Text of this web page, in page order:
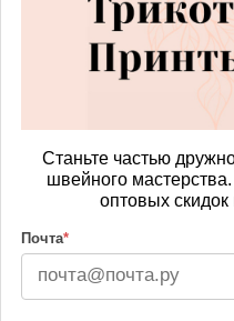
Станьте частью
швейного
оптовых
Почта*